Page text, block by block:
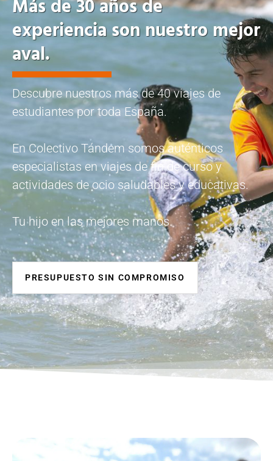
experiencia son nuestro mejor
aval.
Descubre nuestros más de 40 viajes de
estudiantes por toda España.
En Colectivo Tándem somos auténticos
especialistas en viajes de fin de curso y
actividades de ocio saludables y educativas.
Tu hijo en las mejores manos.
PRESUPUESTO SIN COMPROMISO